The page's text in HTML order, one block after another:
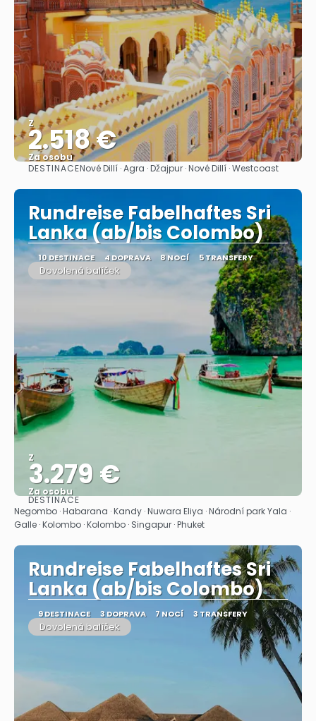
Z
2.518 €
Za osobu
Zobrazit
DESTINACENové Dillí · Agra · Džajpur · Nové Dillí · Westcoast
Rundreise Fabelhaftes Sri
Lanka (ab/bis Colombo)
10 DESTINACE 4 DOPRAVA 8 NOCÍ 5 TRANSFERY
Dovolená balíček
Z
3.279 €
Za osobu
Zobrazit
DESTINACE
Negombo · Habarana · Kandy · Nuwara Eliya · Národní park Yala ·
Galle · Kolombo · Kolombo · Singapur · Phuket
Rundreise Fabelhaftes Sri
Lanka (ab/bis Colombo)
9 DESTINACE 3 DOPRAVA 7 NOCÍ 3 TRANSFERY
Dovolená balíček